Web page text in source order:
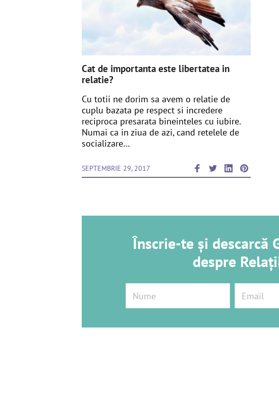
Cat de importanta este libertatea in
relatie?
Cu totii ne dorim sa avem o relatie de
cuplu bazata pe respect si incredere
reciproca presarata bineinteles cu iubire.
Numai ca in ziua de azi, cand retelele de
socializare…
SEPTEMBRIE 29, 2017
Înscrie-te și descarcă
despre